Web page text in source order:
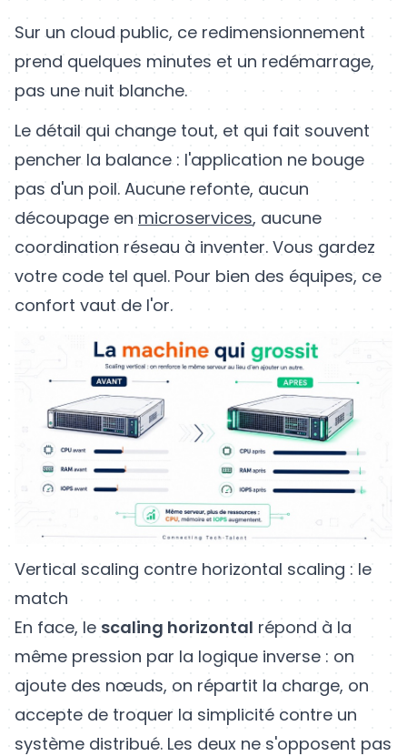
Sur un cloud public, ce redimensionnement
prend quelques minutes et un redémarrage,
pas une nuit blanche.
Le détail qui change tout, et qui fait souvent
pencher la balance : l'application ne bouge
pas d'un poil. Aucune refonte, aucun
découpage en microservices, aucune
coordination réseau à inventer. Vous gardez
votre code tel quel. Pour bien des équipes, ce
confort vaut de l'or.
Vertical scaling contre horizontal scaling : le
match
En face, le scaling horizontal répond à la
même pression par la logique inverse : on
ajoute des nœuds, on répartit la charge, on
accepte de troquer la simplicité contre un
système distribué. Les deux ne s'opposent pas